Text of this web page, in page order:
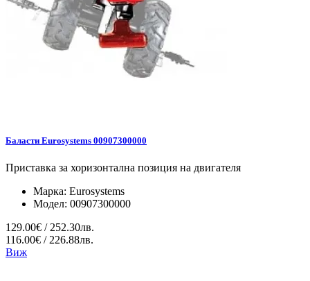
Баласти Eurosystems 00907300000
Приставка за хоризонтална позиция на двигателя
Марка: Eurosystems
Модел: 00907300000
129.00€ / 252.30лв.
116.00€ / 226.88лв.
Виж